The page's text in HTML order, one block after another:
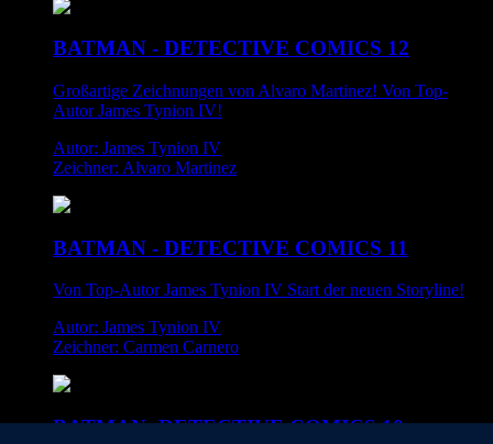
BATMAN - DETECTIVE COMICS 12
Großartige Zeichnungen von Alvaro Martinez! Von Top-
Autor James Tynion IV!
Autor: James Tynion IV
Zeichner: Alvaro Martinez
BATMAN - DETECTIVE COMICS 11
Von Top-Autor James Tynion IV Start der neuen Storyline!
Autor: James Tynion IV
Zeichner: Carmen Carnero
BATMAN: DETECTIVE COMICS 10